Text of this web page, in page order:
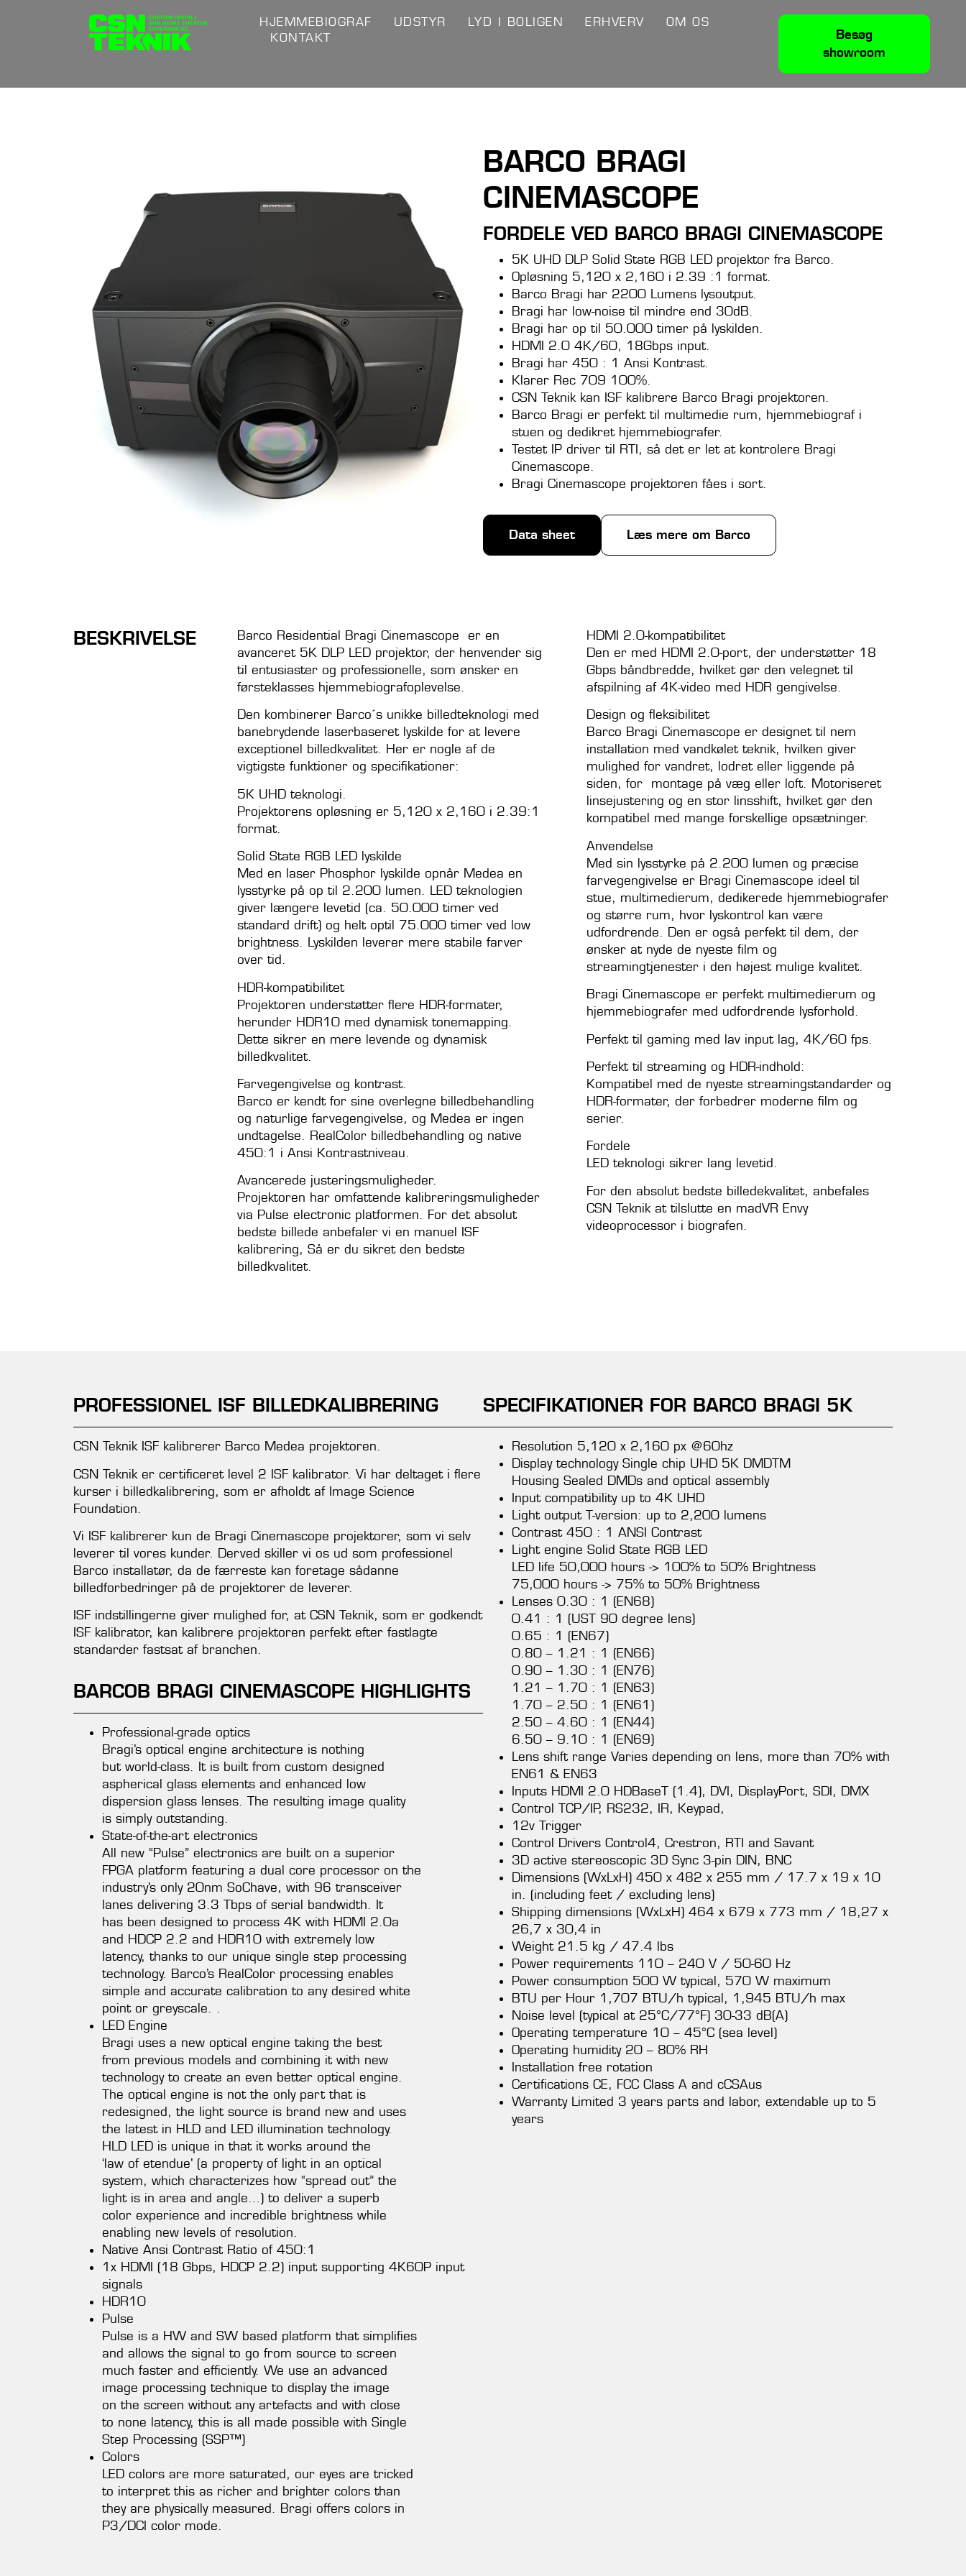
HJEMMEBIOGRAF UDSTYR LYD I BOLIGEN ERHVERV
OM OS
KONTAKT
Besøg
showroom
BARCO BRAGI
CINEMASCOPE
FORDELE VED BARCO BRAGI CINEMASCOPE
5K UHD DLP Solid State RGB LED projektor fra Barco.
Opløsning 5,120 x 2,160 i 2.39 :1 format.
Barco Bragi har 2200 Lumens lysoutput.
Bragi har low-noise til mindre end 30dB.
Bragi har op til 50.000 timer på lyskilden.
HDMI 2.0 4K/60, 18Gbps input.
Bragi har 450 : 1 Ansi Kontrast.
Klarer Rec 709 100%.
CSN Teknik kan ISF kalibrere Barco Bragi projektoren.
Barco Bragi er perfekt til multimedie rum, hjemmebiograf i
stuen og dedikret hjemmebiografer.
Testet IP driver til RTI, så det er let at kontrolere Bragi
Cinemascope.
Bragi Cinemascope projektoren fåes i sort.
Data sheet Læs mere om Barco
BESKRIVELSE
Barco Residential Bragi Cinemascope er en
avanceret 5K DLP LED projektor, der henvender sig
til entusiaster og professionelle, som ønsker en
førsteklasses hjemmebiografoplevelse.
Den kombinerer Barco´s unikke billedteknologi med
banebrydende laserbaseret lyskilde for at levere
exceptionel billedkvalitet. Her er nogle af de
vigtigste funktioner og specifikationer:
5K UHD teknologi.
Projektorens opløsning er 5,120 x 2,160 i 2.39:1
format.
Solid State RGB LED lyskilde
Med en laser Phosphor lyskilde opnår Medea en
lysstyrke på op til 2.200 lumen. LED teknologien
giver længere levetid (ca. 50.000 timer ved
standard drift) og helt optil 75.000 timer ved low
brightness. Lyskilden leverer mere stabile farver
over tid.
HDR-kompatibilitet
Projektoren understøtter flere HDR-formater,
herunder HDR10 med dynamisk tonemapping.
Dette sikrer en mere levende og dynamisk
billedkvalitet.
Farvegengivelse og kontrast.
Barco er kendt for sine overlegne billedbehandling
og naturlige farvegengivelse, og Medea er ingen
undtagelse. RealColor billedbehandling og native
450:1 i Ansi Kontrastniveau.
Avancerede justeringsmuligheder.
Projektoren har omfattende kalibreringsmuligheder
via Pulse electronic platformen. For det absolut
bedste billede anbefaler vi en manuel ISF
kalibrering, Så er du sikret den bedste
billedkvalitet.
HDMI 2.0-kompatibilitet
Den er med HDMI 2.0-port, der understøtter 18
Gbps båndbredde, hvilket gør den velegnet til
afspilning af 4K-video med HDR gengivelse.
Design og fleksibilitet
Barco Bragi Cinemascope er designet til nem
installation med vandkølet teknik, hvilken giver
mulighed for vandret, lodret eller liggende på
siden, for montage på væg eller loft. Motoriseret
linsejustering og en stor linsshift, hvilket gør den
kompatibel med mange forskellige opsætninger.
Anvendelse
Med sin lysstyrke på 2.200 lumen og præcise
farvegengivelse er Bragi Cinemascope ideel til
stue, multimedierum, dedikerede hjemmebiografer
og større rum, hvor lyskontrol kan være
udfordrende. Den er også perfekt til dem, der
ønsker at nyde de nyeste film og
streamingtjenester i den højest mulige kvalitet.
Bragi Cinemascope er perfekt multimedierum og
hjemmebiografer med udfordrende lysforhold.
Perfekt til gaming med lav input lag, 4K/60 fps.
Perfekt til streaming og HDR-indhold:
Kompatibel med de nyeste streamingstandarder og
HDR-formater, der forbedrer moderne film og
serier.
Fordele
LED teknologi sikrer lang levetid.
For den absolut bedste billedekvalitet, anbefales
CSN Teknik at tilslutte en madVR Envy
videoprocessor i biografen.
PROFESSIONEL ISF BILLEDKALIBRERING
CSN Teknik ISF kalibrerer Barco Medea projektoren.
CSN Teknik er certificeret level 2 ISF kalibrator. Vi har deltaget i flere
kurser i billedkalibrering, som er afholdt af Image Science
Foundation.
Vi ISF kalibrerer kun de Bragi Cinemascope projektorer, som vi selv
leverer til vores kunder. Derved skiller vi os ud som professionel
Barco installatør, da de færreste kan foretage sådanne
billedforbedringer på de projektorer de leverer.
ISF indstillingerne giver mulighed for, at CSN Teknik, som er godkendt
ISF kalibrator, kan kalibrere projektoren perfekt efter fastlagte
standarder fastsat af branchen.
BARCOB BRAGI CINEMASCOPE HIGHLIGHTS
Professional-grade optics
Bragi’s optical engine architecture is nothing
but world-class. It is built from custom designed
aspherical glass elements and enhanced low
dispersion glass lenses. The resulting image quality
is simply outstanding.
State-of-the-art electronics
All new “Pulse” electronics are built on a superior
FPGA platform featuring a dual core processor on the
industry’s only 20nm SoChave, with 96 transceiver
lanes delivering 3.3 Tbps of serial bandwidth. It
has been designed to process 4K with HDMI 2.0a
and HDCP 2.2 and HDR10 with extremely low
latency, thanks to our unique single step processing
technology. Barco’s RealColor processing enables
simple and accurate calibration to any desired white
point or greyscale. .
LED Engine
Bragi uses a new optical engine taking the best
from previous models and combining it with new
technology to create an even better optical engine.
The optical engine is not the only part that is
redesigned, the light source is brand new and uses
the latest in HLD and LED illumination technology.
HLD LED is unique in that it works around the
‘law of etendue’ (a property of light in an optical
system, which characterizes how “spread out” the
light is in area and angle…) to deliver a superb
color experience and incredible brightness while
enabling new levels of resolution.
Native Ansi Contrast Ratio of 450:1
1x HDMI (18 Gbps, HDCP 2.2) input supporting 4K60P input
signals
HDR10
Pulse
Pulse is a HW and SW based platform that simplifies
and allows the signal to go from source to screen
much faster and efficiently. We use an advanced
image processing technique to display the image
on the screen without any artefacts and with close
to none latency, this is all made possible with Single
Step Processing (SSP™)
Colors
LED colors are more saturated, our eyes are tricked
to interpret this as richer and brighter colors than
they are physically measured. Bragi offers colors in
P3/DCI color mode.
SPECIFIKATIONER FOR BARCO BRAGI 5K
Resolution 5,120 x 2,160 px @60hz
Display technology Single chip UHD 5K DMDTM
Housing Sealed DMDs and optical assembly
Input compatibility up to 4K UHD
Light output T-version: up to 2,200 lumens
Contrast 450 : 1 ANSI Contrast
Light engine Solid State RGB LED
LED life 50,000 hours -> 100% to 50% Brightness
75,000 hours -> 75% to 50% Brightness
Lenses 0.30 : 1 (EN68)
0.41 : 1 (UST 90 degree lens)
0.65 : 1 (EN67)
0.80 – 1.21 : 1 (EN66)
0.90 – 1.30 : 1 (EN76)
1.21 – 1.70 : 1 (EN63)
1.70 – 2.50 : 1 (EN61)
2.50 – 4.60 : 1 (EN44)
6.50 – 9.10 : 1 (EN69)
Lens shift range Varies depending on lens, more than 70% with
EN61 & EN63
Inputs HDMI 2.0 HDBaseT (1.4), DVI, DisplayPort, SDI, DMX
Control TCP/IP, RS232, IR, Keypad,
12v Trigger
Control Drivers Control4, Crestron, RTI and Savant
3D active stereoscopic 3D Sync 3-pin DIN, BNC
Dimensions (WxLxH) 450 x 482 x 255 mm / 17.7 x 19 x 10
in. (including feet / excluding lens)
Shipping dimensions (WxLxH) 464 x 679 x 773 mm / 18,27 x
26,7 x 30,4 in
Weight 21.5 kg / 47.4 lbs
Power requirements 110 – 240 V / 50-60 Hz
Power consumption 500 W typical, 570 W maximum
BTU per Hour 1,707 BTU/h typical, 1,945 BTU/h max
Noise level (typical at 25°C/77°F) 30-33 dB(A)
Operating temperature 10 – 45°C (sea level)
Operating humidity 20 – 80% RH
Installation free rotation
Certifications CE, FCC Class A and cCSAus
Warranty Limited 3 years parts and labor, extendable up to 5
years